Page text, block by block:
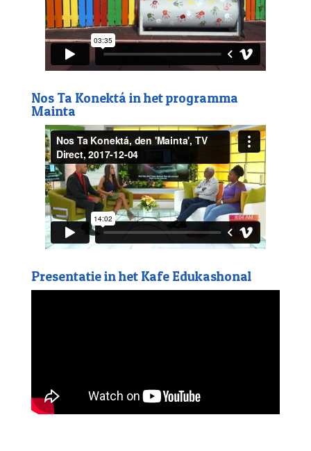
Nos Ta Konektá in het programma
Mainta
Presentatie in het Kafe Edukashonal